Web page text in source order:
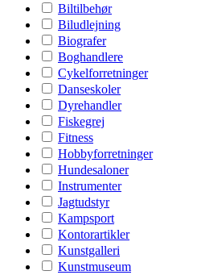
Biltilbehør
Biludlejning
Biografer
Boghandlere
Cykelforretninger
Danseskoler
Dyrehandler
Fiskegrej
Fitness
Hobbyforretninger
Hundesaloner
Instrumenter
Jagtudstyr
Kampsport
Kontorartikler
Kunstgalleri
Kunstmuseum